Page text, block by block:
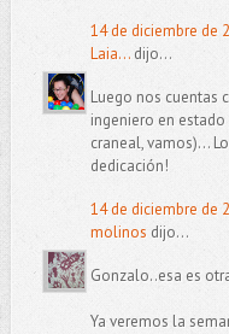
14 de diciembre de
Laia...dijo...
Luego nos cuentas
ingeniero en
craneal, vamos)...
dedicación!
14 de diciembre de
molinos dijo...
Gonzalo..esa es
Ya veremos la